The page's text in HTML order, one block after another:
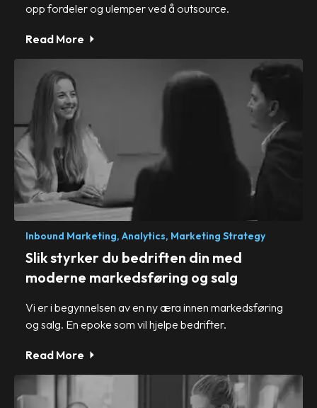
opp fordeler og ulemper ved å outsource.
Read More
Inbound Marketing, Analytics, Marketing Strategy
Slik styrker du bedriften din med
moderne markedsføring og salg
Vi er i begynnelsen av en ny æra innen markedsføring
og salg. En epoke som vil hjelpe bedrifter.
Read More